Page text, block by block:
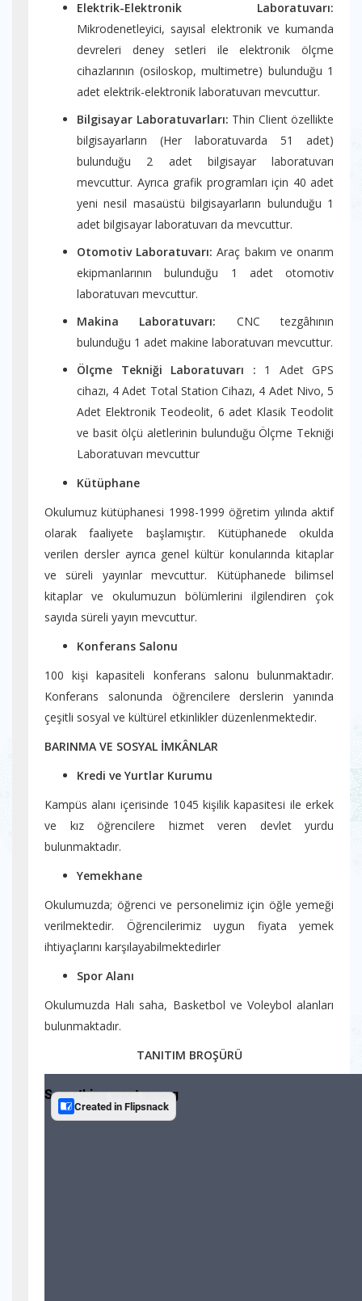
Elektrik-Elektronik Laboratuvarı:
Mikrodenetleyici, sayısal elektronik ve kumanda
devreleri deney setleri ile elektronik ölçme
cihazlarının (osiloskop, multimetre) bulunduğu 1
adet elektrik-elektronik laboratuvarı mevcuttur.
Bilgisayar Laboratuvarları: Thin Client özellikte
bilgisayarların (Her laboratuvarda 51 adet)
bulunduğu 2 adet bilgisayar laboratuvarı
mevcuttur. Ayrıca grafik programları için 40 adet
yeni nesil masaüstü bilgisayarların bulunduğu 1
adet bilgisayar laboratuvarı da mevcuttur.
Otomotiv Laboratuvarı:Araç bakım ve onarım
ekipmanlarının bulunduğu 1 adet otomotiv
laboratuvarı mevcuttur.
Makina Laboratuvarı: CNC tezgâhının
bulunduğu 1 adet makine laboratuvarı mevcuttur.
Ölçme Tekniği Laboratuvarı : 1 Adet GPS
cihazı, 4 Adet Total Station Cihazı, 4 Adet Nivo, 5
Adet Elektronik Teodeolit, 6 adet Klasik Teodolit
ve basit ölçü aletlerinin bulunduğu Ölçme Tekniği
Laboratuvarı mevcuttur
Kütüphane
Okulumuz kütüphanesi 1998-1999 öğretim yılında aktif
olarak faaliyete başlamıştır. Kütüphanede okulda
verilen dersler ayrıca genel kültür konularında kitaplar
ve süreli yayınlar mevcuttur. Kütüphanede bilimsel
kitaplar ve okulumuzun bölümlerini ilgilendiren çok
sayıda süreli yayın mevcuttur.
Konferans Salonu
100 kişi kapasiteli konferans salonu bulunmaktadır.
Konferans salonunda öğrencilere derslerin yanında
çeşitli sosyal ve kültürel etkinlikler düzenlenmektedir.
BARINMA VE SOSYAL İMKÂNLAR
Kredi ve Yurtlar Kurumu
Kampüs alanı içerisinde 1045 kişilik kapasitesi ile erkek
ve kız öğrencilere hizmet veren devlet yurdu
bulunmaktadır.
Yemekhane
Okulumuzda; öğrenci ve personelimiz için öğle yemeği
verilmektedir. Öğrencilerimiz uygun fiyata yemek
ihtiyaçlarını karşılayabilmektedirler
Spor Alanı
Okulumuzda Halı saha, Basketbol ve Voleybol alanları
bulunmaktadır.
TANITIM BROŞÜRÜ